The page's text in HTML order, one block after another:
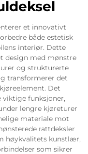
et innovativt
både estetisk
interiør. Dette
design med mønstre
og strukturerte
transformerer det
Det
viktige funksjoner,
lengre kjøreturer
materiale mot
rattdeksler
høykvalitets kunstlær,
som sikrer